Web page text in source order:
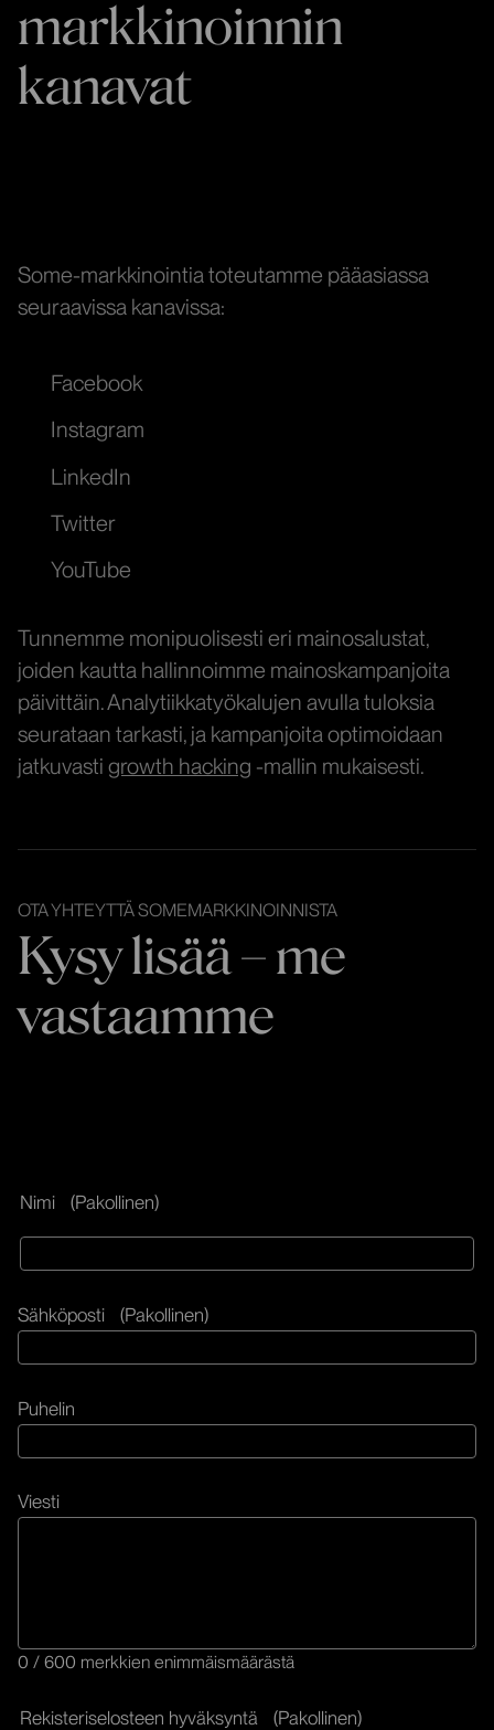
markkinoinnin
kanavat
Some-markkinointia toteutamme pääasiassa
seuraavissa kanavissa:
Facebook
Instagram
LinkedIn
Twitter
YouTube
Tunnemme monipuolisesti eri mainosalustat,
joiden kautta hallinnoimme mainoskampanjoita
päivittäin. Analytiikkatyökalujen avulla tuloksia
seurataan tarkasti, ja kampanjoita optimoidaan
jatkuvasti growth hacking -mallin mukaisesti.
OTA YHTEYTTÄ SOMEMARKKINOINNISTA
Kysy lisää – me
vastaamme
Nimi (Pakollinen)
Sähköposti (Pakollinen)
Puhelin
Viesti
0 / 600 merkkien enimmäismäärästä
Rekisteriselosteen hyväksyntä (Pakollinen)